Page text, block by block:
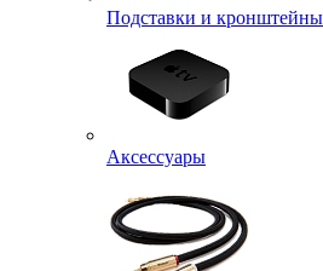
Подставки и кронштейны
Аксессуары